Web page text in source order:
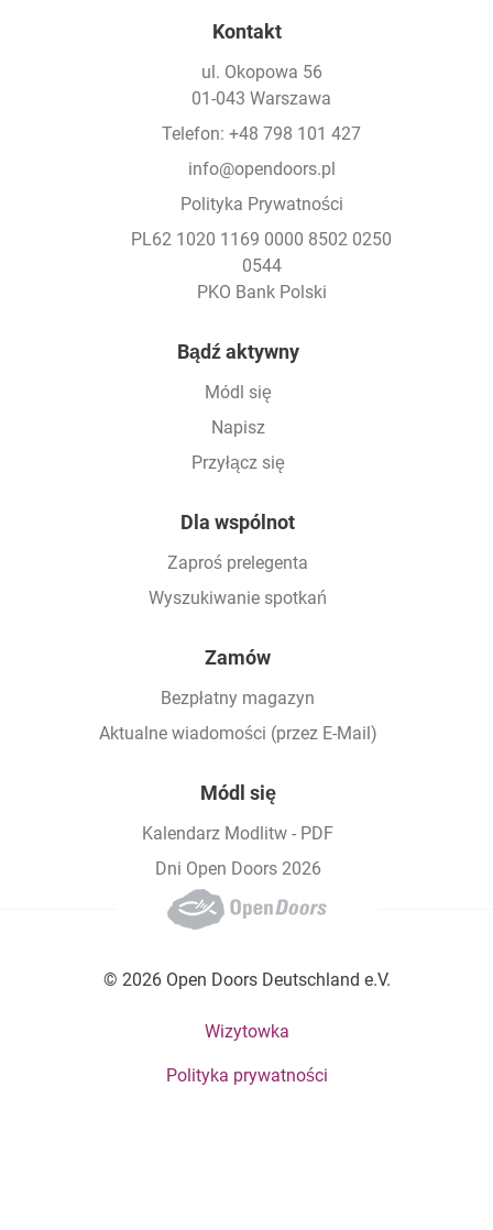
Kontakt
ul. Okopowa 56
01-043 Warszawa
Telefon: +48 798 101 427
info@opendoors.pl
Polityka Prywatności
PL62 1020 1169 0000 8502 0250
0544
PKO Bank Polski
Bądź aktywny
Módl się
Napisz
Przyłącz się
Dla wspólnot
Zaproś prelegenta
Wyszukiwanie spotkań
Zamów
Bezpłatny magazyn
Aktualne wiadomości (przez E-Mail)
Módl się
Kalendarz Modlitw - PDF
Dni Open Doors 2026
© 2026 Open Doors Deutschland e.V.
Footer bottom menuWizytowka
Polityka prywatności